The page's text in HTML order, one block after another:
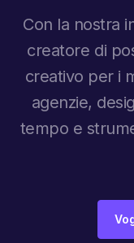
Con la nostra
creatore di
creativo per i
agenzie,
tempo e